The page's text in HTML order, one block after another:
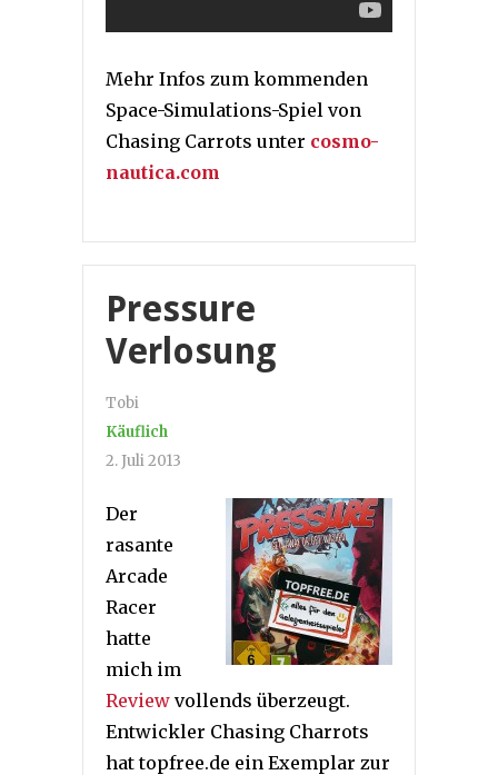
Mehr Infos zum kommenden
Space-Simulations-Spiel von
Chasing Carrots unter cosmo-
nautica.com
Pressure
Verlosung
Tobi
Käuflich
2. Juli 2013
Der
rasante
Arcade
Racer
hatte
mich im
Review vollends überzeugt.
Entwickler Chasing Charrots
hat topfree.de ein Exemplar zur